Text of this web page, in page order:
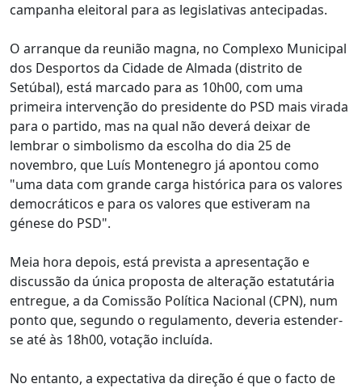
campanha eleitoral para as legislativas antecipadas.
O arranque da reunião magna, no Complexo Municipal
dos Desportos da Cidade de Almada (distrito de
Setúbal), está marcado para as 10h00, com uma
primeira intervenção do presidente do PSD mais virada
para o partido, mas na qual não deverá deixar de
lembrar o simbolismo da escolha do dia 25 de
novembro, que Luís Montenegro já apontou como
"uma data com grande carga histórica para os valores
democráticos e para os valores que estiveram na
génese do PSD".
Meia hora depois, está prevista a apresentação e
discussão da única proposta de alteração estatutária
entregue, a da Comissão Política Nacional (CPN), num
ponto que, segundo o regulamento, deveria estender-
se até às 18h00, votação incluída.
No entanto, a expectativa da direção é que o facto de